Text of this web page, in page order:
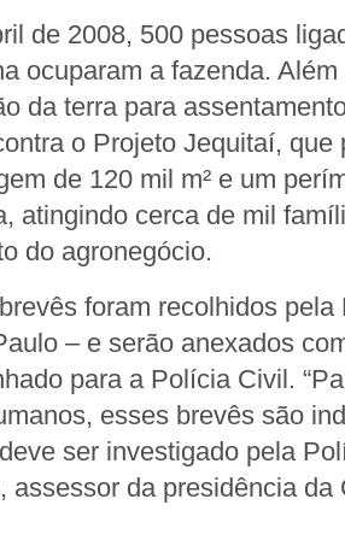
de 2008, 500 pessoas
ocuparam a fazenda.
da terra para
o Projeto Jequitaí, que
de 120 mil m² e um
atingindo cerca de mil
do agronegócio.
foram recolhidos pela
– e serão anexados
para a Polícia Civil.
esses brevês são
ser investigado pela
assessor da presidência da